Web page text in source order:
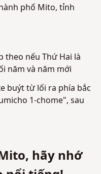
phố Mito, tỉnh
theo nếu Thứ Hai là
năm và năm mới
buýt từ lối ra phía bắc
1-chome", sau
hãy nhớ